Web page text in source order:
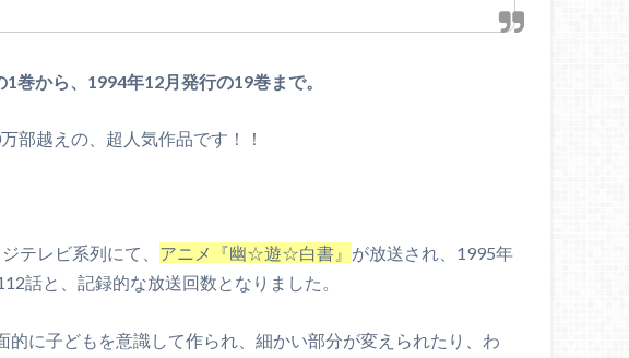
巻から、1994年12月発行の19巻まで。
部越えの、超人気作品です！！
テレビ系列にて、 アニメ『幽☆遊☆白書』 が放送され、1995年
話と、記録的な放送回数となりました。
的に子どもを意識して作られ、細かい部分が変えられたり、わ